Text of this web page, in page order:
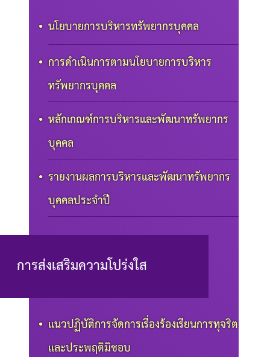
นโยบายการบริหารทรัพยากรบุคคล
การดำเนินการตามนโยบายการบริหาร
ทรัพยากรบุคคล
หลักเกณฑ์การบริหารและพัฒนาทรัพยากร
บุคคล
รายงานผลการบริหารและพัฒนาทรัพยากร
บุคคลประจำปี
การส่งเสริมความโปร่งใส
แนวปฏิบัติการจัดการเรื่องร้องเรียนการทุจริต
และประพฤติมิชอบ